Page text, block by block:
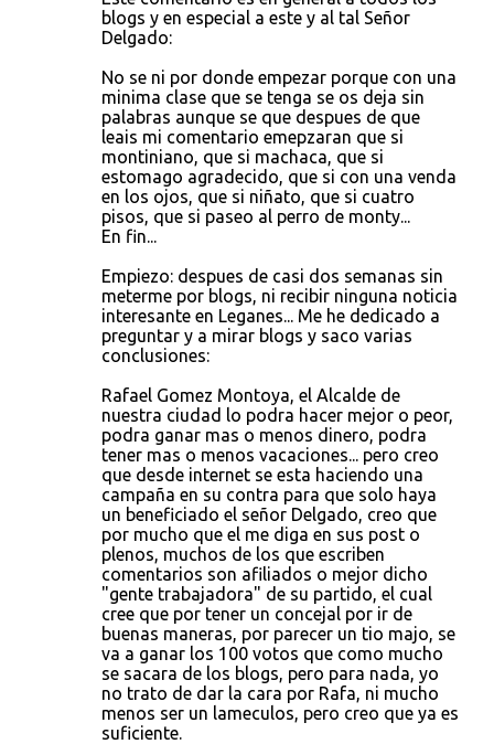
blogs y en especial a este y al tal Señor
Delgado:
No se ni por donde empezar porque con una
minima clase que se tenga se os deja sin
palabras aunque se que despues de que
leais mi comentario emepzaran que si
montiniano, que si machaca, que si
estomago agradecido, que si con una venda
en los ojos, que si niñato, que si cuatro
pisos, que si paseo al perro de monty...
En fin...
Empiezo: despues de casi dos semanas sin
meterme por blogs, ni recibir ninguna noticia
interesante en Leganes... Me he dedicado a
preguntar y a mirar blogs y saco varias
conclusiones:
Rafael Gomez Montoya, el Alcalde de
nuestra ciudad lo podra hacer mejor o peor,
podra ganar mas o menos dinero, podra
tener mas o menos vacaciones... pero creo
que desde internet se esta haciendo una
campaña en su contra para que solo haya
un beneficiado el señor Delgado, creo que
por mucho que el me diga en sus post o
plenos, muchos de los que escriben
comentarios son afiliados o mejor dicho
"gente trabajadora" de su partido, el cual
cree que por tener un concejal por ir de
buenas maneras, por parecer un tio majo, se
va a ganar los 100 votos que como mucho
se sacara de los blogs, pero para nada, yo
no trato de dar la cara por Rafa, ni mucho
menos ser un lameculos, pero creo que ya es
suficiente.